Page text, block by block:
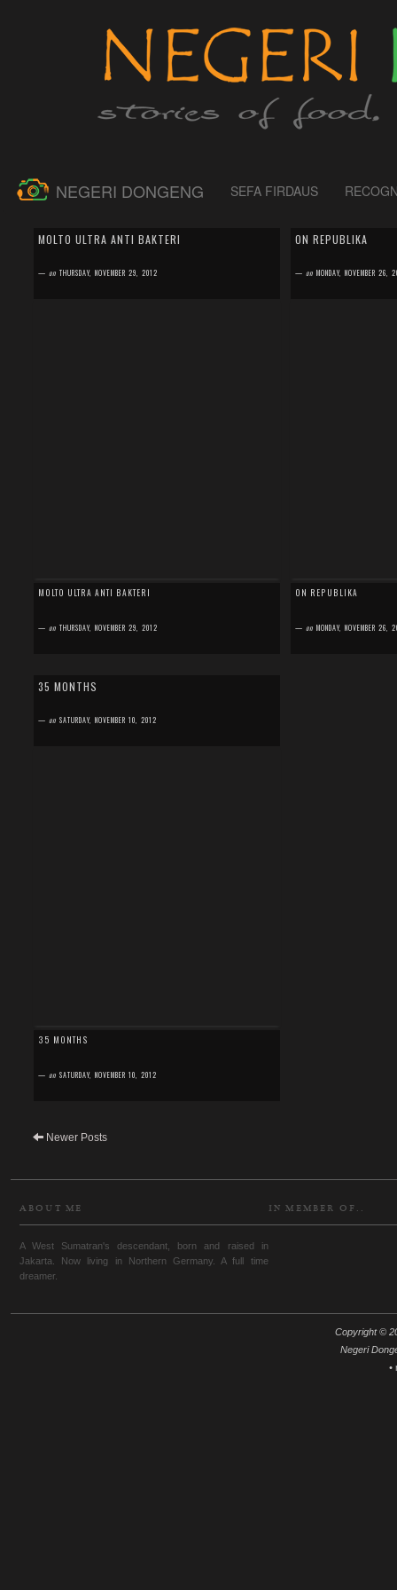
NEGERI DONGENG SEFA FIRDAUS
MOLTO ULTRA ANTI BAKTERI
—on THURSDAY, NOVEMBER 29, 2012
Kareem. Laki-laki kecil saya yang g...
MOLTO ULTRA ANTI BAKTERI
—on THURSDAY, NOVEMBER 29, 2012
ON REPUBLIKA
—on MONDAY, NOVEMBER 26,
sorry but it's written in
ON REPUBLIKA
—on MONDAY, NOVEMBER 26,
35 MONTHS
—on SATURDAY, NOVEMBER 10, 2012
banget. Kareem sekarang ini paling susah disur...
35 MONTHS
—on SATURDAY, NOVEMBER 10, 2012
Newer Posts
ABOUT ME
A West Sumatran's descendant, born and raised in
Jakarta. Now living in Northern Germany. A full time
dreamer.
IN MEMBER OF..
Copyright ©
Negeri
•